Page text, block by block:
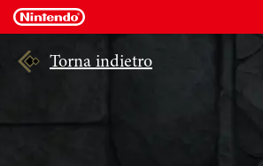
Torna indietro